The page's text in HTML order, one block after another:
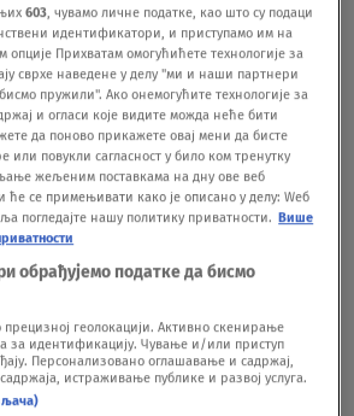
i njeno druženje sa Martinom
Anđelom Dejvis i drugim
socijalne pravde postalo je
a, a agenti su redovno pratili
brojeve telefona i druge
ukazuju dokumenti koje je
Stone.Uz sav nadzor,
pisma i izveštaje o
Tako je, na primer, 1974.
pismo u kojem je
novac od pevačice i pretio joj
603, чувамо личне податке, као што су подаци
идентификатори, и приступамо им на
опције Прихватам омогућићете технологије за
сврхе наведене у делу "ми и наши партнери
пружили". Ако онемогућите технологије за
и огласи које видите можда неће бити
да поново прикажете овај мени да бисте
или повукли сагласност у било ком тренутку
жељеним поставкама на дну ове веб
се примењивати како је описано у делу: Wеб
погледајте нашу политику приватности. Више
обрађујемо податке да бисмо
геолокацији. Активно скенирање
за идентификацију. Чување и/или приступ
Персонализовано оглашавање и садржај,
истраживање публике и развој услуга.